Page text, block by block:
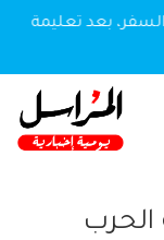
بعد تعليمة
نهاية الحرب